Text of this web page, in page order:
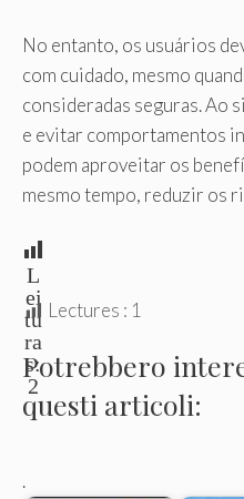
No entanto, os usuários
com cuidado, mesmo
consideradas seguras. Ao
e evitar comportamentos
podem aproveitar os
mesmo tempo, reduzir os
L
ei
tu
ra
s:
2
Lectures : 1
Potrebbero
questi articoli:
.